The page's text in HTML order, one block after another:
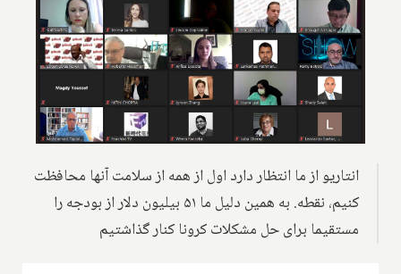
انتاریو از ما انتظار دارد اول از همه از سلامت آنها محافظت
کنیم، نقطه. به همین دلیل ما ۵۱ بیلیون دلار از بودجه را
مستقیما برای حل مشکلات کرونا کنار گذاشتیم